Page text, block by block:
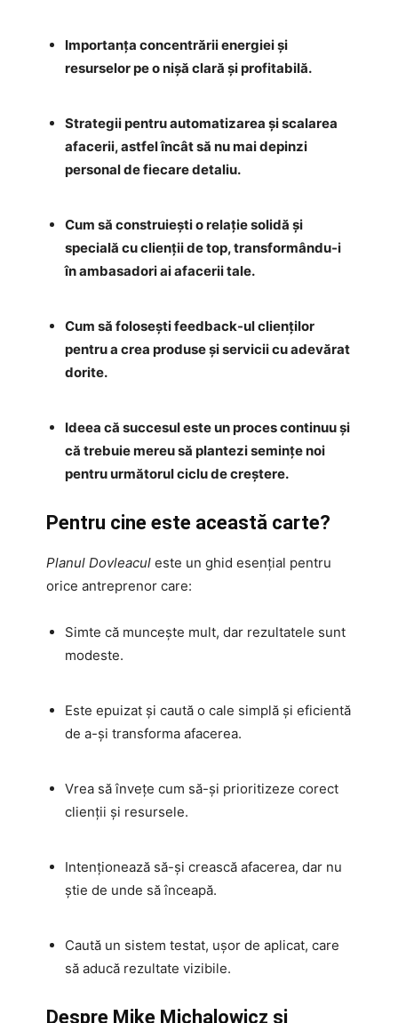
Importanța concentrării energiei și
resurselor pe o nișă clară și profitabilă.
Strategii pentru automatizarea și scalarea
afacerii, astfel încât să nu mai depinzi
personal de fiecare detaliu.
Cum să construiești o relație solidă și
specială cu clienții de top, transformându-i
în ambasadori ai afacerii tale.
Cum să folosești feedback-ul clienților
pentru a crea produse și servicii cu adevărat
dorite.
Ideea că succesul este un proces continuu și
că trebuie mereu să plantezi semințe noi
pentru următorul ciclu de creștere.
Pentru cine este această carte?
Planul Dovleacul este un ghid esențial pentru
orice antreprenor care:
Simte că muncește mult, dar rezultatele sunt
modeste.
Este epuizat și caută o cale simplă și eficientă
de a-și transforma afacerea.
Vrea să învețe cum să-și prioritizeze corect
clienții și resursele.
Intenționează să-și crească afacerea, dar nu
știe de unde să înceapă.
Caută un sistem testat, ușor de aplicat, care
să aducă rezultate vizibile.
Despre Mike Michalowicz și